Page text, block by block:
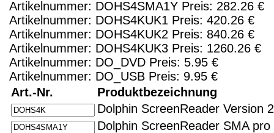
Artikelnummer: DOHS4SMA1Y Preis: 282.26 €
Artikelnummer: DOHS4KUK1 Preis: 420.26 €
Artikelnummer: DOHS4KUK2 Preis: 840.26 €
Artikelnummer: DOHS4KUK3 Preis: 1260.26 €
Artikelnummer: DO_DVD Preis: 5.95 €
Artikelnummer: DO_USB Preis: 9.95 €
Art.-Nr.
Produktbezeichnung
Dolphin ScreenReader Version
Dolphin ScreenReader SMA